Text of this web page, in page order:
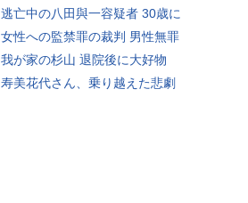
逃亡中の八田與一容疑者 30歳に
女性への監禁罪の裁判 男性無罪
我が家の杉山 退院後に大好物
寿美花代さん、乗り越えた悲劇